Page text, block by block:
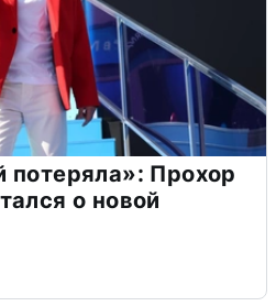
Прохор
о новой